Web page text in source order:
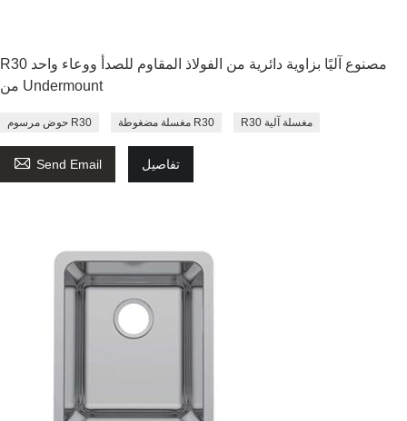
R30 مصنوع آليًا بزاوية دائرية من الفولاذ المقاوم للصدأ ووعاء واحد
من Undermount
حوض مرسوم R30 مغسلة مضغوطة R30 R30 مغسلة آلية
 Send Email تفاصيل